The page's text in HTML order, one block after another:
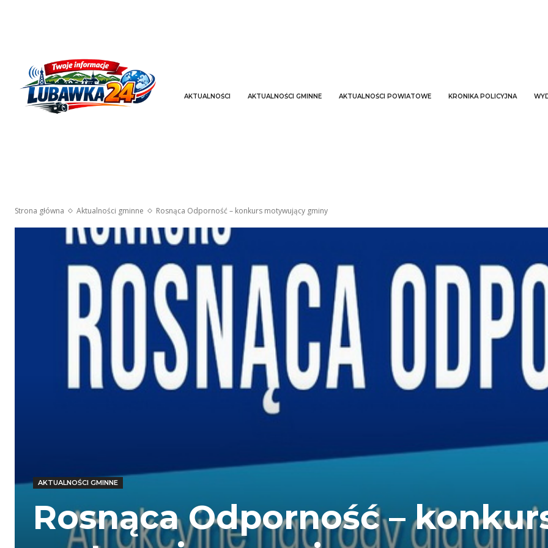
AKTUALNOŚCI AKTUALNOŚCI GMINNE AKTUALNOŚCI POWIATOWE KRONIKA POLICYJNA
Strona główna Aktualności gminne Rosnąca Odporność – konkurs motywujący gminy
AKTUALNOŚCI GMINNE
Rosnąca Odporność –